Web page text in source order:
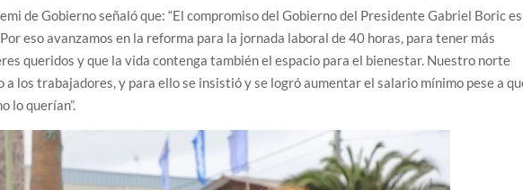
de Gobierno señaló que: “El compromiso del Gobierno del Presidente Gabriel Boric es
eso avanzamos en la reforma para la jornada laboral de 40 horas, para tener más
queridos y que la vida contenga también el espacio para el bienestar. Nuestro norte
a los trabajadores, y para ello se insistió y se logró aumentar el salario mínimo pese a
lo querían”.